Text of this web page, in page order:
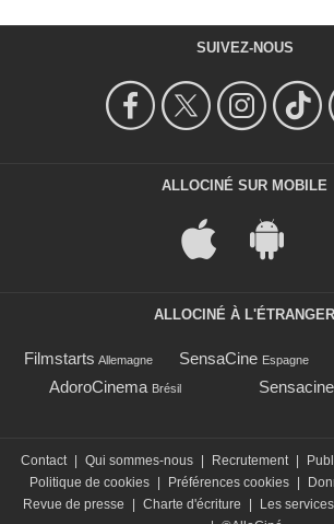
SUIVEZ-NOUS
ALLOCINÉ SUR MOBILE
ALLOCINÉ À L'ÉTRANGER
Filmstarts Allemagne SensaCine Espagne
AdoroCinema Brésil
Contact | Qui sommes-nous | Recrutement |
Politique de cookies | Préférences cookies |
Revue de presse
| Charte d'écriture | Les